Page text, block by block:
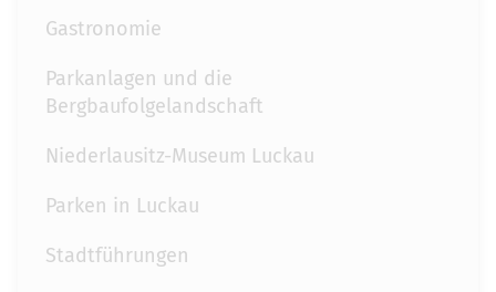
Gastronomie
Parkanlagen und die
Bergbaufolgelandschaft
Niederlausitz-Museum Luckau
Parken in Luckau
Stadtführungen